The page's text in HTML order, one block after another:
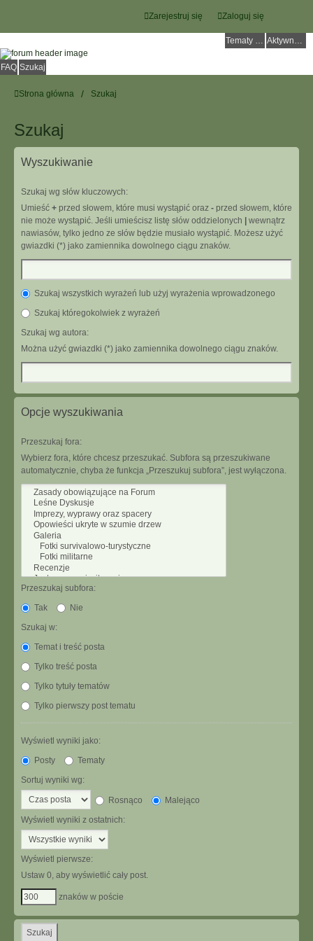
Zaloguj się
Zarejestruj się
Tematy bez odpowiedzi Aktywne tematy
FAQ Szukaj
Strona główna Szukaj
Szukaj
Wyszukiwanie
Szukaj wg słów kluczowych:
Umieść + przed słowem, które musi wystąpić oraz - przed słowem, które
nie może wystąpić. Jeśli umieścisz listę słów oddzielonych
wewnątrz
nawiasów, tylko jedno ze słów będzie musiało wystąpić. Możesz użyć
gwiazdki (*) jako zamiennika dowolnego ciągu znaków.
Szukaj wszystkich wyrażeń lub użyj wyrażenia wprowadzonego
Szukaj któregokolwiek z wyrażeń
Szukaj wg autora:
Można użyć gwiazdki (*) jako zamiennika dowolnego ciągu znaków.
Opcje wyszukiwania
Przeszukaj fora:
Wybierz fora, które chcesz przeszukać. Subfora są przeszukiwane
automatycznie, chyba że funkcja „Przeszukuj subfora”, jest wyłączona.
Przeszukaj subfora:
Tak
Nie
Szukaj w:
Temat i treść posta
Tylko treść posta
Tylko tytuły tematów
Tylko pierwszy post tematu
Wyświetl wyniki jako:
Posty
Tematy
Sortuj wyniki wg:
Rosnąco
Malejąco
Wyświetl wyniki z ostatnich:
Wyświetl pierwsze:
Ustaw 0, aby wyświetlić cały post.
znaków w poście